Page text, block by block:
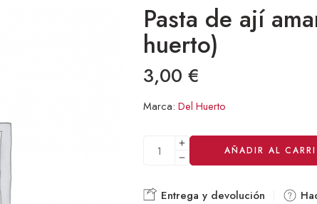
Pasta de ají
huerto)
3,00 €
Marca: Del Huerto
AÑADIR AL
Alternative:
Entrega y devolución